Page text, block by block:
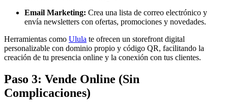
Email Marketing: Crea una lista de correo electrónico y
envía newsletters con ofertas, promociones y novedades.
Herramientas como Ulula te ofrecen un storefront digital
personalizable con dominio propio y código QR, facilitando la
creación de tu presencia online y la conexión con tus clientes.
Paso 3: Vende Online (Sin
Complicaciones)